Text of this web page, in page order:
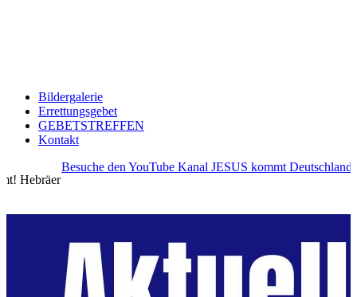
Bildergalerie
Errettungsgebet
GEBETSTREFFEN
Kontakt
Kanal JESUS kommt Deutschland →